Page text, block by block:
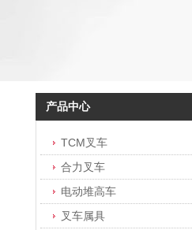
产品中心
TCM叉车
合力叉车
电动堆高车
叉车属具